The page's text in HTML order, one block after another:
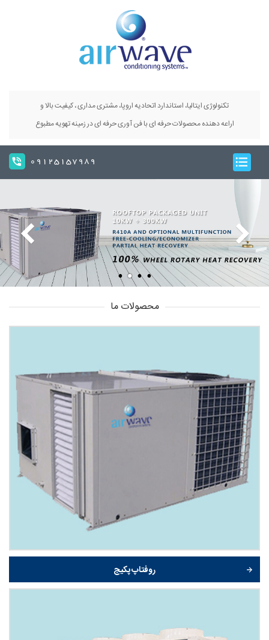
تکنولوژی ایتالیا، استاندارد اتحادیه اروپا، مشتری مداری ، کیفیت بالا و
اراعه دهنده محصولات حرفه ای با فن آوری حرفه ای در زمینه تهویه مطبوع
09125157989
محصولات ما
روفتاپ پکیج